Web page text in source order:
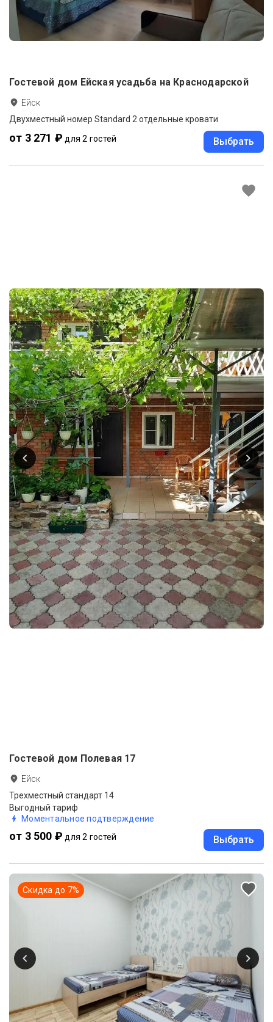
Гостевой дом Ейская усадьба на Краснодарской
Ейск
Двухместный номер Standard 2 отдельные кровати
от 3 271 ₽ для 2 гостей Выбрать
Гостевой дом Полевая 17
Ейск
Трехместный стандарт 14
Выгодный тариф
Моментальное подтверждение
от 3 500 ₽ для 2 гостей Выбрать
Скидка до 7%